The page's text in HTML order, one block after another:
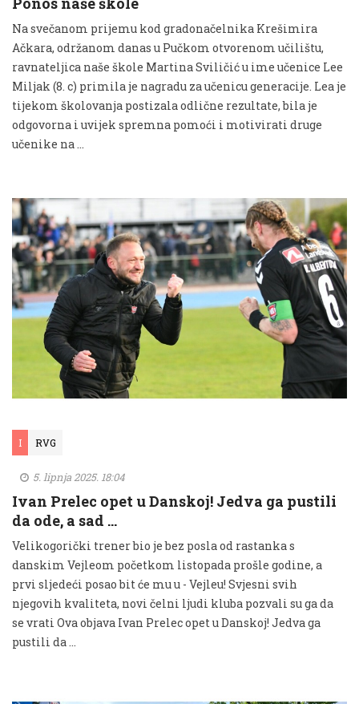
Na svečanom prijemu kod gradonačelnika Krešimira
Ačkara, održanom danas u Pučkom otvorenom učilištu,
ravnateljica naše škole Martina Sviličić u ime učenice Lee
Miljak (8. c) primila je nagradu za učenicu generacije. Lea je
tijekom školovanja postizala odlične rezultate, bila je
odgovorna i uvijek spremna pomoći i motivirati druge
učenike na …
I RVG
5. lipnja 2025. 18:04
Ivan Prelec opet u Danskoj! Jedva ga pustili
da ode, a sad …
Velikogorički trener bio je bez posla od rastanka s
danskim Vejleom početkom listopada prošle godine, a
prvi sljedeći posao bit će mu u - Vejleu! Svjesni svih
njegovih kvaliteta, novi čelni ljudi kluba pozvali su ga da
se vrati Ova objava Ivan Prelec opet u Danskoj! Jedva ga
pustili da …